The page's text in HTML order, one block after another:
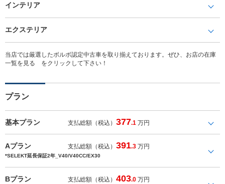
インテリア
エクステリア
当店では厳選したボルボ認定中古車を取り揃えております。ぜひ、お店の在庫
一覧を見る をクリックして下さい！
プラン
基本プラン 支払総額（税込）377.1 万円
Aプラン 支払総額（税込）391.3 万円
*SELEKT延長保証2年_V40/V40CC/EX30
Bプラン 支払総額（税込）403.0 万円